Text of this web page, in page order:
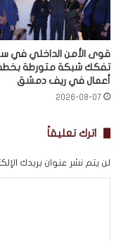
قوى الأمن الداخلي في
تفكك شبكة متورطة
أعمال في ريف دمشق
2026-08-07
اترك تعليقاً
لن يتم نشر عنوان بريدك